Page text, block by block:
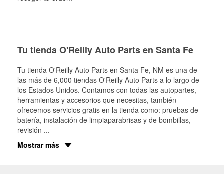
Tu tienda O'Reilly Auto Parts en Santa Fe
Tu tienda O'Reilly Auto Parts en Santa Fe, NM es una de
las más de 6,000 tiendas O'Reilly Auto Parts a lo largo de
los Estados Unidos. Contamos con todas las autopartes,
herramientas y accesorios que necesitas, también
ofrecemos servicios gratis en la tienda como: pruebas de
batería, instalación de limpiaparabrisas y de bombillas,
revisión ...
Mostrar más